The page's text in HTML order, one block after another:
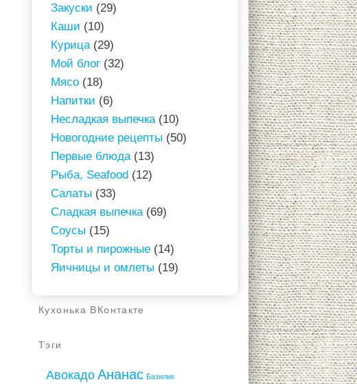
Закуски (29)
Каши (10)
Курица(29)
Мой блог (32)
Мясо (18)
Напитки (6)
Несладкая выпечка(10)
Новогодние рецепты (50)
Первые блюда(13)
Рыба, Seafood (12)
Салаты (33)
Сладкая выпечка(69)
Соусы (15)
Торты и пирожные (14)
Яичницы и омлеты (19)
Кухонька ВКонтакте
Тэги
Авокадо Ананас Базилик